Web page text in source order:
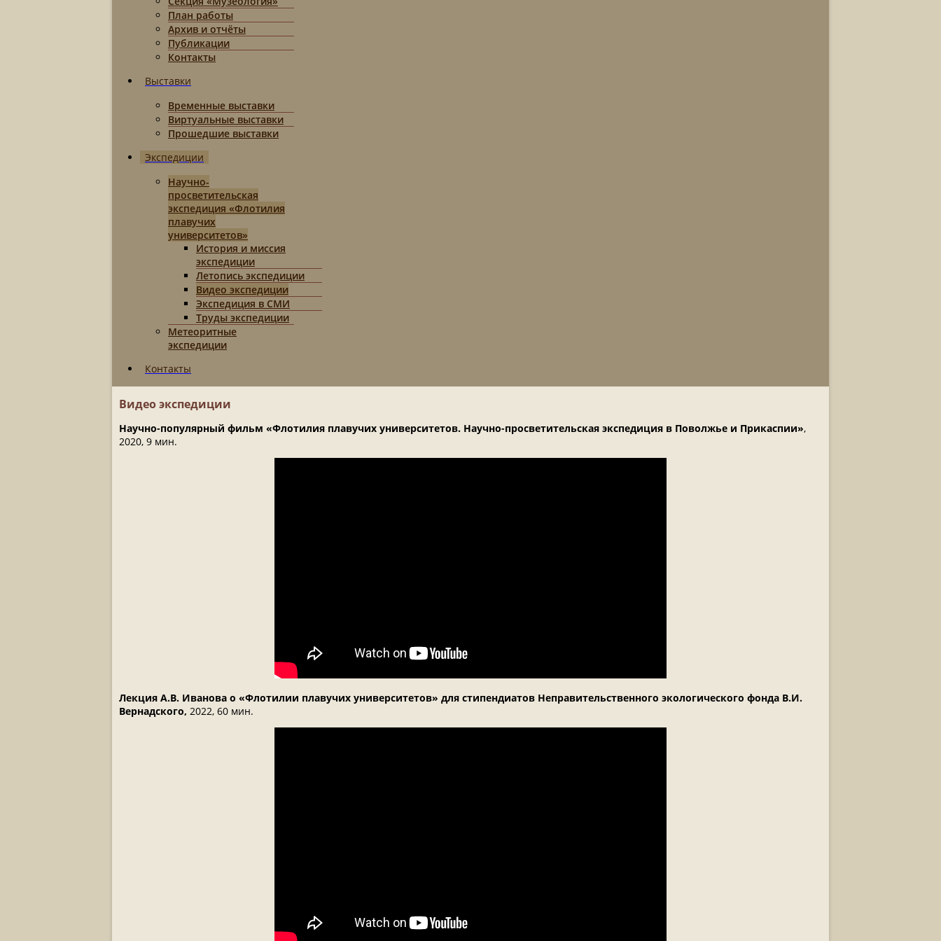
План работы
Архив и отчёты
Публикации
Контакты
Выставки
Временные выставки
Виртуальные выставки
Прошедшие выставки
Экспедиции
Научно-
просветительская
экспедиция «Флотилия
плавучих
университетов»
История и миссия
экспедиции
Летопись экспедиции
Видео экспедиции
Экспедиция в СМИ
Труды экспедиции
Метеоритные
экспедиции
Контакты
Видео экспедиции
Научно-популярный фильм «Флотилия плавучих университетов. Научно-просветительская экспедиция в Поволжье и Прикаспии»,
2020, 9 мин.
Лекция А.В. Иванова о «Флотилии плавучих университетов» для стипендиатов Неправительственного экологического фонда В.И.
Вернадского, 2022, 60 мин.